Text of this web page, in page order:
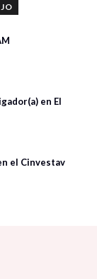
en El
el Cinvestav